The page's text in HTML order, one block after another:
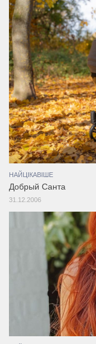
НАЙЦІКАВІШЕ
Добрый Санта
31.12.2006